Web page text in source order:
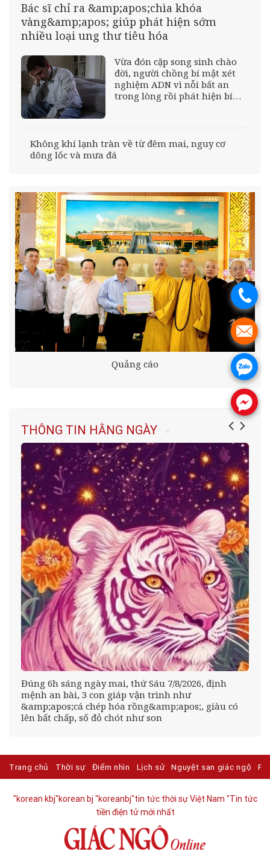
Bác sĩ chỉ ra &amp;apos;chìa khóa
vàng&amp;apos; giúp phát hiện sớm
nhiều loại ung thư tiêu hóa
Vừa đón cặp song sinh chào
đời, người chồng bí mật xét
nghiệm ADN vì nỗi bất an
trong lòng rồi phát hiện bí
Không khí lạnh tràn về từ đêm mai, nguy cơ
dông lốc và mưa đá
Quảng cáo
THÔNG TIN HẰNG NGÀY
Đúng 6h sáng ngày mai, thứ Sáu 7/8/2026, định
mệnh an bài, 3 con giáp vận trình như
&amp;apos;cá chép hóa rồng&amp;apos;, giàu có
lên bất chấp, số đỏ chót như son
Trang chủ Thời sự Điểm nhìn Lịch sử Nguyệt san giác ngộ
"korean kbj​"korean bj "koreanbj​"tin tức thời sự Việt Nam "Tin tức
tiền điện tử mới nhất​
.
.
.
.